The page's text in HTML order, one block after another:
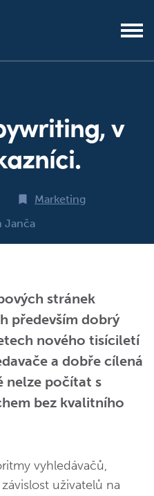
v
Marketing
Janča
stránek
především dobrý
nového tisíciletí
a dobře cílená
nelze počítat s
bez kvalitního
vyhledávačů,
uživatelů na